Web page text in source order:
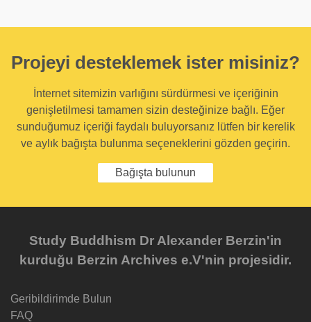
Projeyi desteklemek ister misiniz?
İnternet sitemizin varlığını sürdürmesi ve içeriğinin
genişletilmesi tamamen sizin desteğinize bağlı. Eğer
sunduğumuz içeriği faydalı buluyorsanız lütfen bir kerelik
ve aylık bağışta bulunma seçeneklerini gözden geçirin.
Bağışta bulunun
Study Buddhism Dr Alexander Berzin'in
kurduğu Berzin Archives e.V'nin projesidir.
Geribildirimde Bulun
FAQ